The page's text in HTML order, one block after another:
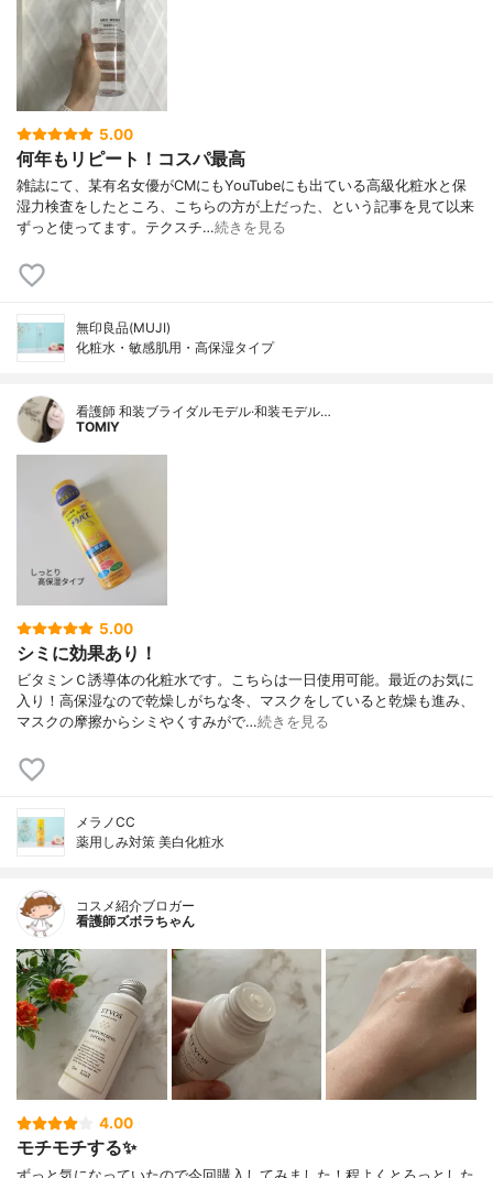
5.00
何年もリピート！コスパ最高
雑誌にて、某有名女優がCMにもYouTubeにも出ている高級化粧水と保
湿力検査をしたところ、こちらの方が上だった、という記事を見て以来
ずっと使ってます。テクスチ…続きを見る
無印良品(MUJI)
化粧水・敏感肌用・高保湿タイプ
看護師 和装ブライダルモデル·和装モデル…
TOMIY
5.00
シミに効果あり！
ビタミンＣ誘導体の化粧水です。こちらは一日使用可能。最近のお気に
入り！高保湿なので乾燥しがちな冬、マスクをしていると乾燥も進み、
マスクの摩擦からシミやくすみがで…続きを見る
メラノCC
薬用しみ対策 美白化粧水
コスメ紹介ブロガー
看護師ズボラちゃん
4.00
モチモチする✨